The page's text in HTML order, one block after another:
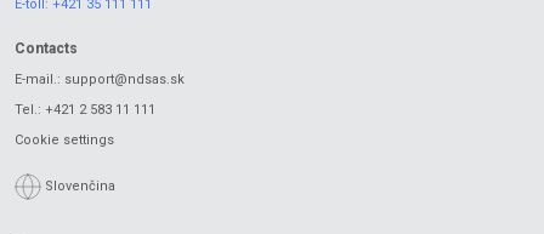
E-toll: +421 35 111 111
Contacts
E-mail.: support@ndsas.sk
Tel.: +421 2 583 11 111
Cookie settings
Slovenčina